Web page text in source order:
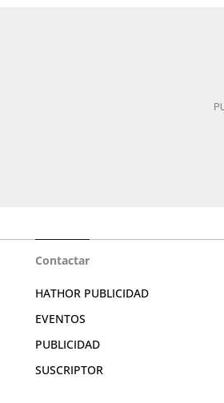
Contactar
HATHOR PUBLICIDAD
EVENTOS
PUBLICIDAD
SUSCRIPTOR